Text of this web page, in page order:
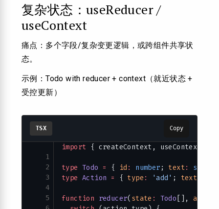
复杂状态：useReducer /
useContext
痛点：多个字段/复杂变更逻辑，或跨组件共享状
态。
示例：Todo with reducer + context（就近状态 +
受控更新）
TSX Copy
1
2
3
4
5
import { createContext, useContext,
type Todo = { id : number ; text: string
type Action = { type : 'add' ; text
function reducer( state : Todo [], action